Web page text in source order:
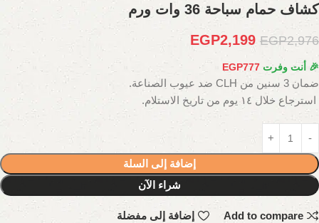
كشاف حمام سباحة 36 وات ورم
EGP2,976
EGP2,199
🎉 أنت وفرت EGP777
ضمان 3 سنين من CLH ضد عيوب الصناعة.
استرجاع خلال ١٤ يوم من تاريخ الاستلام.
إضافة إلى السلة
شراء الآن
Add to compare إضافة إلى مفضلة